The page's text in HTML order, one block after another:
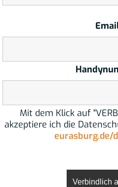
Mit dem Klick auf
akzeptiere ich die
eurasburg.de/